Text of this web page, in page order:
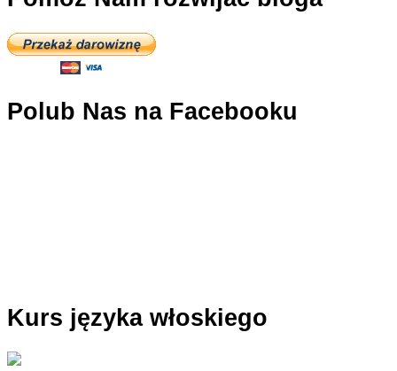
Polub Nas na Facebooku
Kurs języka włoskiego